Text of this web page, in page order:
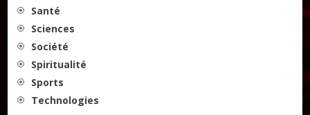
Santé
Sciences
Société
Spiritualité
Sports
Technologies